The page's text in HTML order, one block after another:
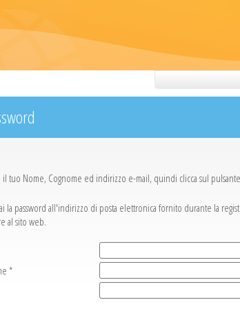
il tuo Nome, Cognome ed indirizzo e-mail, quindi clicca sul
la password all'indirizzo di posta elettronica fornito durante la
al sito web.
*